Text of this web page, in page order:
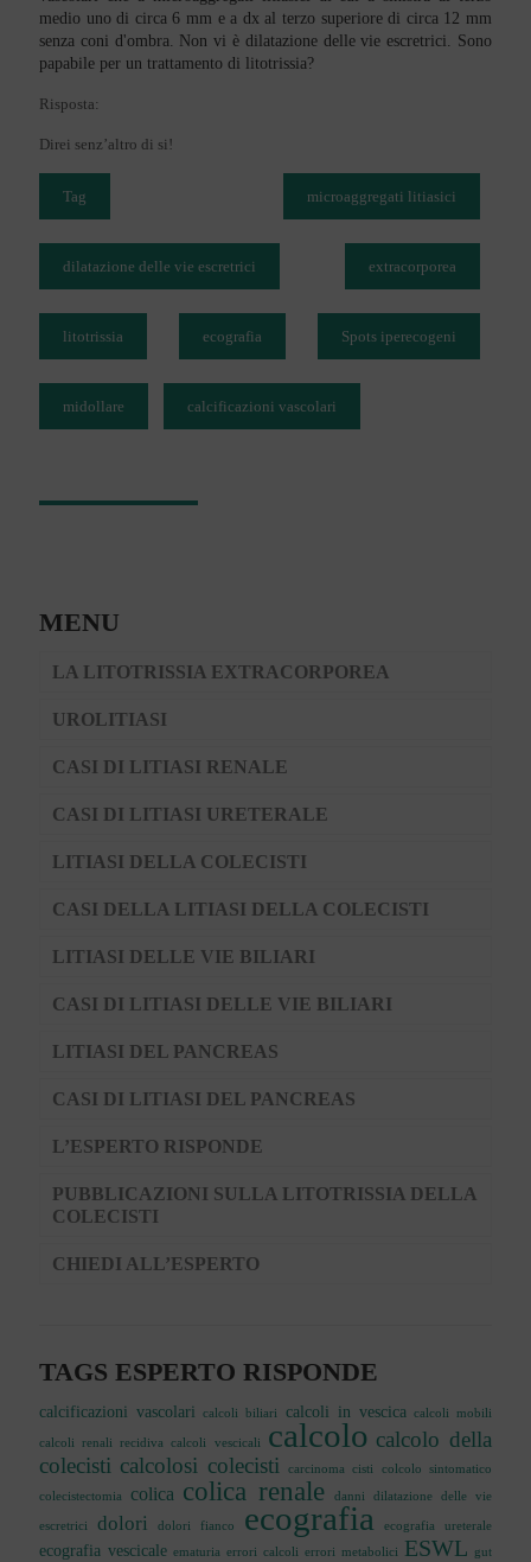
medio uno di circa 6 mm e a dx al terzo superiore di circa 12 mm
senza coni d'ombra. Non vi è dilatazione delle vie escretrici. Sono
papabile per un trattamento di litotrissia?
Risposta:
Direi senz’altro di si!
Tag microaggregati litiasici
dilatazione delle vie escretrici extracorporea
litotrissia ecografia Spots iperecogeni
midollare calcificazioni vascolari
MENU
LA LITOTRISSIA EXTRACORPOREA
UROLITIASI
CASI DI LITIASI RENALE
CASI DI LITIASI URETERALE
LITIASI DELLA COLECISTI
CASI DELLA LITIASI DELLA COLECISTI
LITIASI DELLE VIE BILIARI
CASI DI LITIASI DELLE VIE BILIARI
LITIASI DEL PANCREAS
CASI DI LITIASI DEL PANCREAS
L’ESPERTO RISPONDE
PUBBLICAZIONI SULLA LITOTRISSIA DELLA
COLECISTI
CHIEDI ALL’ESPERTO
TAGS ESPERTO RISPONDE
calcificazioni vascolari calcoli biliari calcoli in vescica calcoli mobili
calcoli renali recidiva calcoli vescicali calcolo calcolo della
colecisti calcolosi colecisti carcinoma cisti colcolo sintomatico
colecistectomia colica colica renale danni dilatazione delle vie
escretrici dolori dolori fianco ecografia ecografia ureterale
ecografia vescicale ematuria errori calcoli errori metabolici ESWL
gut